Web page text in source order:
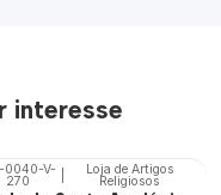
interesse
🇵🇹
0040-V-
270
Loja de Artigos
Religiosos